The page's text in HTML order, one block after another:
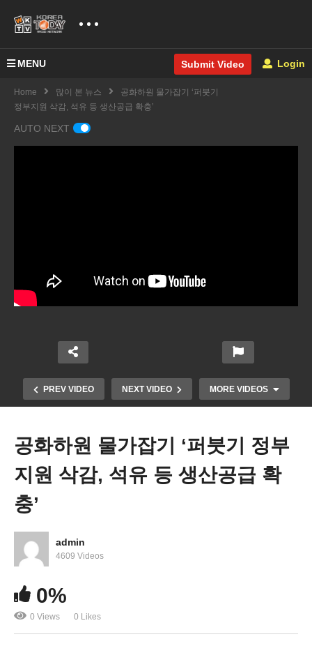
MENU Submit Video Login
Home 많이 본 뉴스
공화하원 물가잡기 ‘퍼붓기
정부지원 삭감, 석유 등 생산공급 확충’
AUTO NEXT
PREV VIDEO NEXT VIDEO MORE VIDEOS
아시안 이민자, 보험 커버리지 제대로 못 챙겨
공화하원 물가잡기 ‘퍼붓기 정부
지원 삭감, 석유 등 생산공급 확
충’
admin
4609 Videos
0%
0 Views 0 Likes